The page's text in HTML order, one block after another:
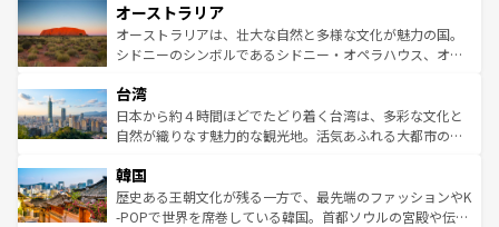
部のニューオーリンズでは、音楽と美食が融合した独特の
文化が魅力。旅行者はアメリカの各地域で異なる魅力を楽
しみながら、その多様性と豊かな歴史を感じることができ
ならではの贅沢な旅のスタイルだ。 なお、新着のアメリカ
情報はコンテンツ一覧を参照してほしい。
ワイ島は見逃せない。また、定番の観光地といえばオアフ
島だが、静かな自然を求めるならマウイ島やカウアイ島が
おすすめ。エメラルドグリーンに輝く海をはじめ、豊かな
れるおもてなしの心で訪れる人々を迎えてくれるハワイの
人々、おいしいローカルフードやハワイアンミュージッ
ク、伝統的なフラダンスなど、すべてがハワイの魅力を彩
ワイを、存分に味わってほしい。 なお、新着のハワイ情報
はコンテンツ一覧を参照してほしい。
オーストラリア
オーストラリアは、壮大な自然と多様な文化が魅力の国。
シドニーのシンボルであるシドニー・オペラハウス、オー
リアリーフや大陸中央部にそびえるウルル（エアーズロッ
ク）、タスマニアの美しい原生林やケアンズの熱帯雨林な
ど、見どころがたくさん。また、カフェやワイン、オージ
いる。アクティビティも充実しており、サーフィンやダイ
ビング、ハイキングなど、アウトドア好きにはたまらな
い。オーストラリアの多彩な魅力を存分に味わいつくそ
台湾
日本から約４時間ほどでたどり着く台湾は、多彩な文化と
自然が織りなす魅力的な観光地。活気あふれる大都市の台
ン）、静ひつな山岳地帯である台湾東部など、都市の喧騒
と山間の静けさが共存しており、訪れる人に新しい発見と
驚きをもたらしてくれる。また、奥深い台湾の食文化も魅
韓国
歴史ある王朝文化が残る一方で、最先端のファッションやK
-POPで世界を席巻している韓国。首都ソウルの宮殿や伝統